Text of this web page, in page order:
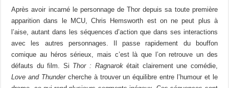
Après avoir incarné le personnage de Thor depuis sa toute première
apparition dans le MCU, Chris Hemsworth est on ne peut plus à
l’aise, autant dans les séquences d’action que dans ses interactions
avec les autres personnages. Il passe rapidement du bouffon
comique au héros sérieux, mais c’est là que l’on retrouve un des
défauts du film. Si Thor : Ragnarokétait clairement une comédie,
Love and Thundercherche à trouver un équilibre entre l’humour et le